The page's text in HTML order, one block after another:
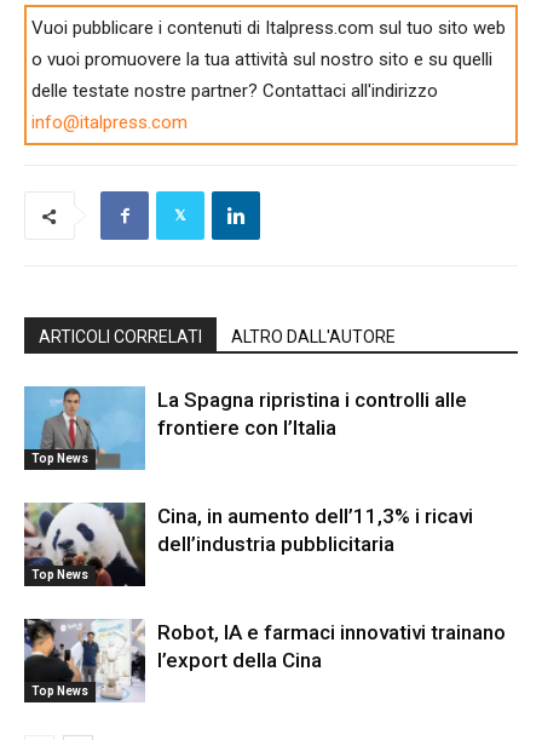
Vuoi pubblicare i contenuti di Italpress.com sul tuo sito web
o vuoi promuovere la tua attività sul nostro sito e su quelli
delle testate nostre partner? Contattaci all'indirizzo
info@italpress.com
ARTICOLI CORRELATI ALTRO DALL'AUTORE
Top News
La Spagna ripristina i controlli alle
frontiere con l’Italia
Top News
Cina, in aumento dell’11,3% i ricavi
dell’industria pubblicitaria
Top News
Robot, IA e farmaci innovativi trainano
l’export della Cina